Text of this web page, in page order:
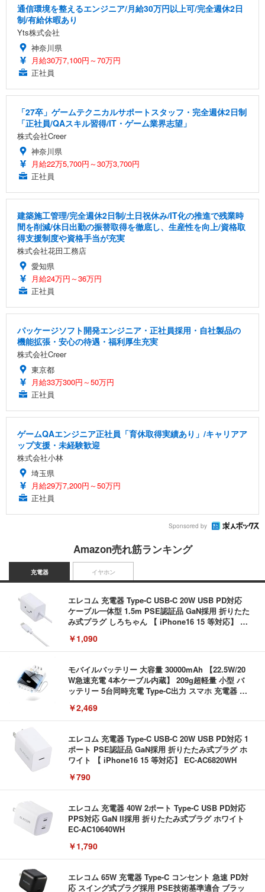
通信環境を整えるエンジニア/月給30万円以上可/完全週休2日
制/有給休暇あり
Yts株式会社
神奈川県
月給30万7,100円～70万円
正社員
「27卒」ゲームテクニカルサポートスタッフ・完全週休2日制
「正社員/QAスキル習得/IT・ゲーム業界志望」
株式会社Creer
神奈川県
月給22万5,700円～30万3,700円
正社員
建築施工管理/完全週休2日制/土日祝休み/IT化の推進で残業時
間を削減/休日出勤の振替取得を徹底し、生産性を向上/資格取
得支援制度や資格手当が充実
株式会社花田工務店
愛知県
月給24万円～36万円
正社員
パッケージソフト開発エンジニア・正社員採用・自社製品の
機能拡張・安心の待遇・福利厚生充実
株式会社Creer
東京都
月給33万300円～50万円
正社員
ゲームQAエンジニア正社員「育休取得実績あり」/キャリアア
ップ支援・未経験歓迎
株式会社小林
埼玉県
月給29万7,200円～50万円
正社員
Sponsored by
Amazon売れ筋ランキング
充電器
エレコム 充電器 Type-C USB-C 20W USB PD対応
ケーブル一体型 1.5m PSE認証品 GaN採用 折りたた
み式プラグ しろちゃん 【 iPhone16 15 等対応】 E
￥1,090
モバイルバッテリー 大容量 30000mAh 【22.5W/20
W急速充電 4本ケーブル内蔵】 209g超軽量 小型 バ
ッテリー 5台同時充電 Type-C出力 スマホ 充電器 LC
携帯充電器 停電対策 アウトドア/旅行/出張/防災/緊
急用 iOS/Android各種他対応 機内持込可 (高級白い)
￥2,469
エレコム 充電器 Type-C USB-C 20W USB PD対応 1
ポート PSE認証品 GaN採用 折りたたみ式プラグ ホ
ワイト 【 iPhone16 15 等対応】 EC-AC6820WH
￥790
エレコム 充電器 40W 2ポート Type-C USB PD対応
PPS対応 GaN II採用 折りたたみ式プラグ ホワイト
EC-AC10640WH
￥1,790
エレコム 65W 充電器 Type-C コンセント 急速 PD対
応 スイング式プラグ採用 PSE技術基準適合 ブラッ
イヤホン